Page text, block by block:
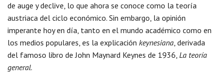
de auge y declive, lo que ahora se conoce como la teoría
austriaca del ciclo económico. Sin embargo, la opinión
imperante hoy en día, tanto en el mundo académico como en
los medios populares, es la explicación keynesiana, derivada
del famoso libro de John Maynard Keynes de 1936, La teoría
general.